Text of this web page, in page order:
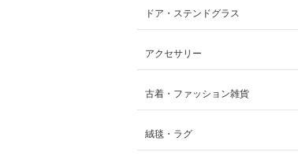
ドア・ステンドグラス
アクセサリー
古着・ファッション雑貨
絨毯・ラグ